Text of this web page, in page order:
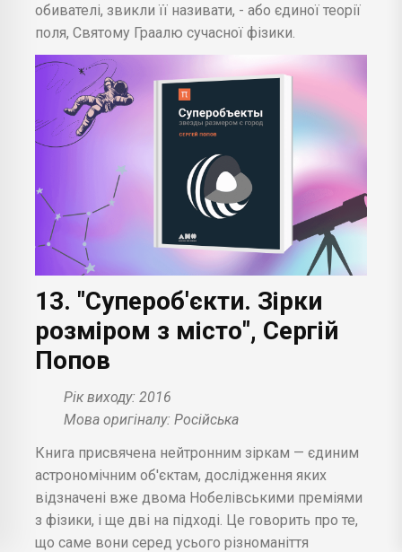
обивателі, звикли її називати, - або єдиної теорії
поля, Святому Граалю сучасної фізики.
13. "Супероб'єкти. Зірки
розміром з місто", Сергій
Попов
Рік виходу: 2016
Мова оригіналу: Російська
Книга присвячена нейтронним зіркам — єдиним
астрономічним об'єктам, дослідження яких
відзначені вже двома Нобелівськими преміями
з фізики, і ще дві на підході. Це говорить про те,
що саме вони серед усього різноманіття